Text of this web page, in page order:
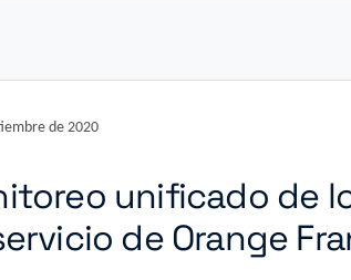
de 2020
unificado de
de Orange